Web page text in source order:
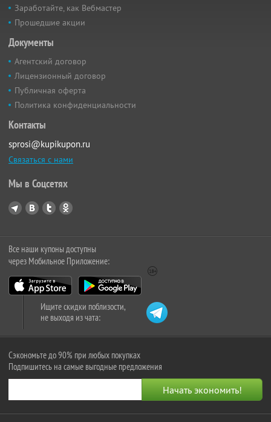
Заработайте, как Вебмастер
Прошедшие акции
Документы
Агентский договор
Лицензионный договор
Публичная оферта
Политика конфиденциальности
Контакты
sprosi@kupikupon.ru
Связаться с нами
Мы в Соцсетях
Все наши купоны доступны
через Мобильное Приложение:
Ищите скидки поблизости,
не выходя из чата:
Сэкономьте до 90% при любых покупках
Подпишитесь на самые выгодные предложения